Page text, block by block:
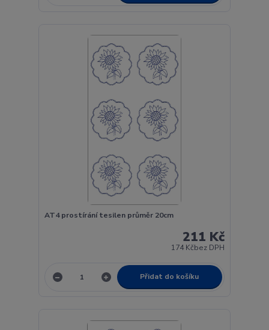
AT4 prostírání tesilen průměr 20cm
211 Kč
174 Kčbez DPH
Přidat do košíku